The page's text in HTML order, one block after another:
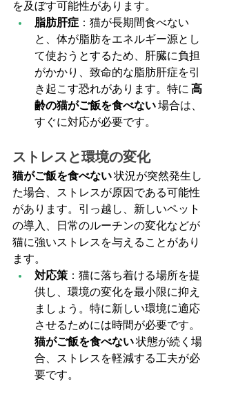
を及ぼす可能性があります。
脂肪肝症 ：猫が長期間食べない
と、体が脂肪をエネルギー源とし
て使おうとするため、肝臓に負担
がかかり、致命的な脂肪肝症を引
き起こす恐れがあります。特に 高
齢の猫がご飯を食べない 場合は、
すぐに対応が必要です。
ストレスと環境の変化
猫がご飯を食べない 状況が突然発生し
た場合、ストレスが原因である可能性
があります。引っ越し、新しいペット
の導入、日常のルーチンの変化などが
猫に強いストレスを与えることがあり
ます。
対応策 ：猫に落ち着ける場所を提
供し、環境の変化を最小限に抑え
ましょう。特に新しい環境に適応
させるためには時間が必要です。
猫がご飯を食べない 状態が続く場
合、ストレスを軽減する工夫が必
要です。